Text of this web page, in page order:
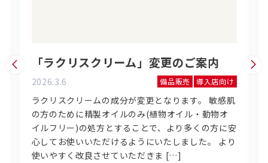
「ラクリスクリーム」変更のご案内
2026.3.6 備品販売 導入店向け
ラクリスクリームの成分が変更となります。 敏感肌
の方のために精製オイルのみ(植物オイル・動物オ
イルフリー)の処方とすることで、より多くの方に安
心してお使いいただけるようにいたしました。 より
使いやすく改良させていただきま […]